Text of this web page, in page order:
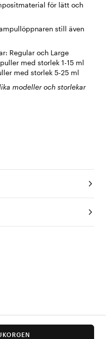
för lätt och
still även
Regular och Large
med storlek 1-15 ml
med storlek 5-25 ml
modeller och storlekar